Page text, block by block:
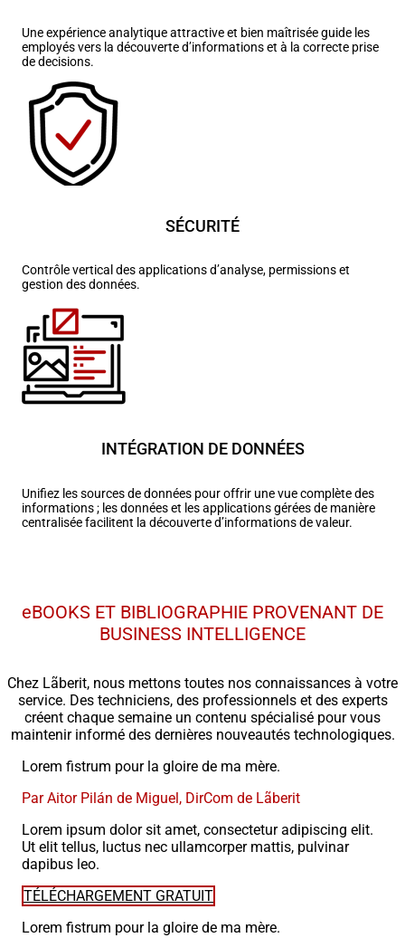
Une expérience analytique attractive et bien maîtrisée guide les
employés vers la découverte d’informations et à la correcte prise
de decisions.
SÉCURITÉ
Contrôle vertical des applications d’analyse, permissions et
gestion des données.
INTÉGRATION DE DONNÉES
Unifiez les sources de données pour offrir une vue complète des
informations ; les données et les applications gérées de manière
centralisée facilitent la découverte d’informations de valeur.
eBOOKS ET BIBLIOGRAPHIE PROVENANT DE
BUSINESS INTELLIGENCE
Chez Lãberit, nous mettons toutes nos connaissances à votre
service. Des techniciens, des professionnels et des experts
créent chaque semaine un contenu spécialisé pour vous
maintenir informé des dernières nouveautés technologiques.
Lorem fistrum pour la gloire de ma mère.
Par Aitor Pilán de Miguel, DirCom de Lãberit
Lorem ipsum dolor sit amet, consectetur adipiscing elit.
Ut elit tellus, luctus nec ullamcorper mattis, pulvinar
dapibus leo.
TÉLÉCHARGEMENT GRATUIT
Lorem fistrum pour la gloire de ma mère.